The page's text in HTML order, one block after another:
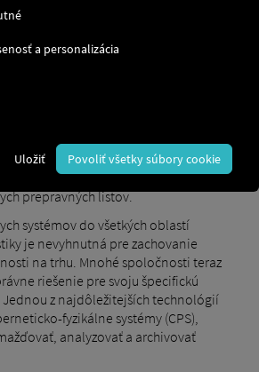
priemyselnej revolúcie (známej aj
svet, v ktorom sieťovo
komunikujú a autonómne sa
procesov, centrálne aj
spolu s
dodávateľským reťazcom
dodávateľských
prepravných listov.
systémov do všetkých oblastí
je nevyhnutná pre zachovanie
na trhu. Mnohé spoločnosti teraz
riešenie pre svoju špecifickú
z najdôležitejších technológií
fyzikálne systémy (CPS),
analyzovať a archivovať
a personalizácia
Uložiť Povoliť všetky súbory cookie